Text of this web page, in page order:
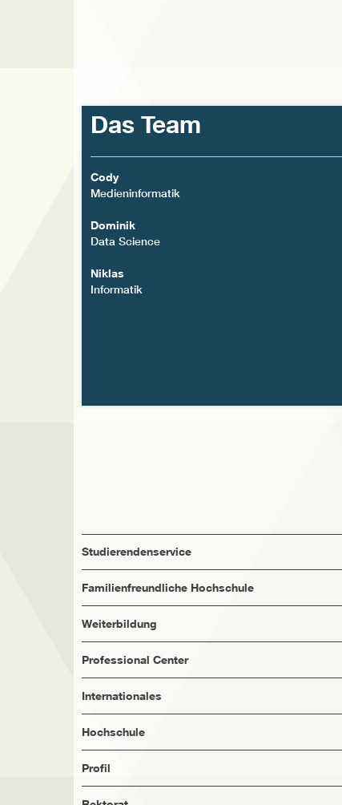
Das Team
Cody
Medieninformatik
Dominik
Data Science
Niklas
Informatik
Studierendenservice
Familienfreundliche Hochschule
Weiterbildung
Professional Center
Internationales
Hochschule
Profil